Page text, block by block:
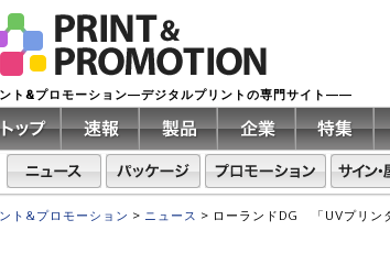
ト&プロモーション―デジタルプリントの専門サイト――
ト&プロモーション > ニュース > ローランドDG 「UVプリン